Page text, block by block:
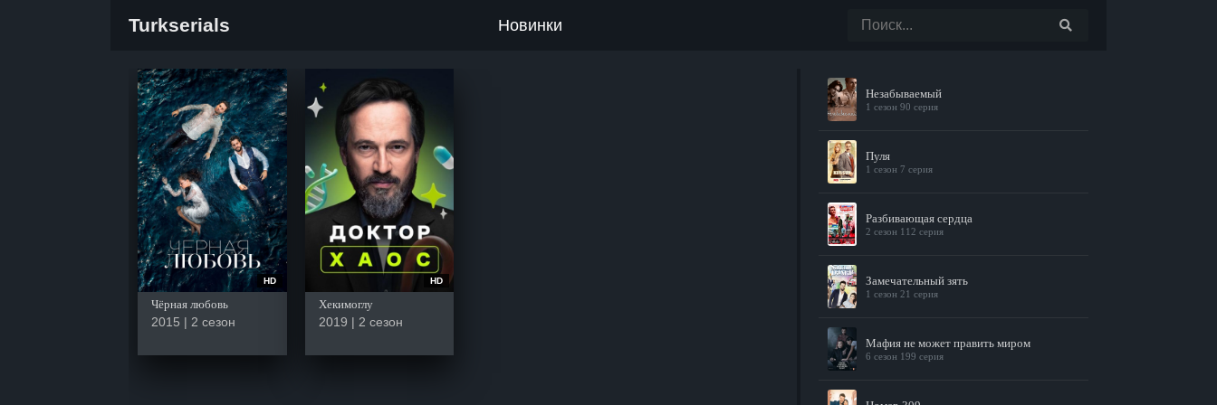
Turkserials Новинки
HD
Чёрная любовь
2015 | 2 сезон
HD
Хекимоглу
2019 | 2 сезон
Незабываемый
1 сезон 90 серия
Пуля
1 сезон 7 серия
Разбивающая сердца
2 сезон 112 серия
Замечательный зять
1 сезон 21 серия
Мафия не может править миром
6 сезон 199 серия